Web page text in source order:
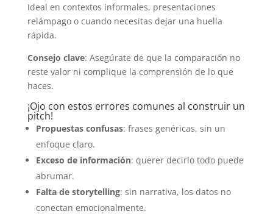
Ideal en contextos informales, presentaciones
relámpago o cuando necesitas dejar una huella
rápida.
Consejo clave: Asegúrate de que la comparación no
reste valor ni complique la comprensión de lo que
haces.
¡Ojo con estos errores comunes al construir un
pitch!
Propuestas confusas: frases genéricas, sin un
enfoque claro.
Exceso de información: querer decirlo todo puede
abrumar.
Falta de storytelling: sin narrativa, los datos no
conectan emocionalmente.